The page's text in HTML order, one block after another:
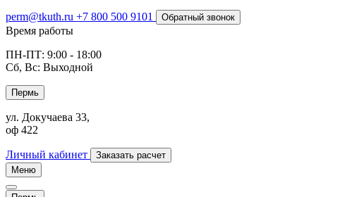
perm@tkuth.ru +7 800 500 9101 Обратный звонок
Время работы
ПН-ПТ: 9:00 - 18:00
Сб, Вс: Выходной
Пермь
ул. Докучаева 33,
оф 422
Личный кабинет
Заказать расчет
Меню